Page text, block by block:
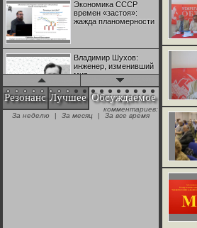
Экономика СССР
времен «застоя»:
жажда планомерности
Владимир Шухов:
инженер, изменивший
мир
"Аркадий Коц" на
эгалите-фесте "Не
Резонанс Лучшее Обсуждаемое
комментариев:
За неделю
| За месяц | За все время